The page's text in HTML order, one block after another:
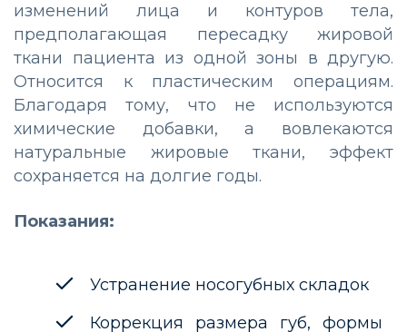
изменений лица и контуров тела,
предполагающая пересадку жировой
ткани пациента из одной зоны в другую.
Относится к пластическим операциям.
Благодаря тому, что не используются
химические добавки, а вовлекаются
натуральные жировые ткани, эффект
сохраняется на долгие годы.
Показания:
Устранение носогубных складок
Коррекция размера губ, формы